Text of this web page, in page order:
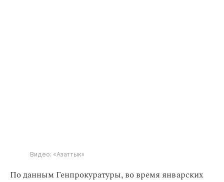
Видео: «Азаттык»
По данным Генпрокуратуры, во время январских